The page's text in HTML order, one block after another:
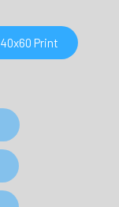
40x60 Print